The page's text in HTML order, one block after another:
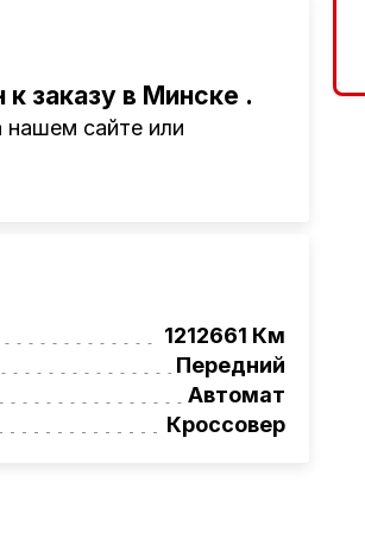
заказу в Минске .
нашем сайте или
помощь при
на НОВЫЕ автомобили.
689-20-20
1212661 Км
Передний
Автомат
Кроссовер